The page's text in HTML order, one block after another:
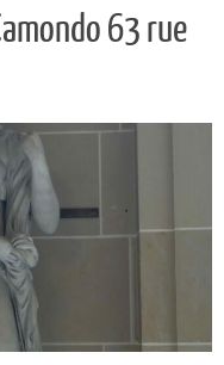
63 rue